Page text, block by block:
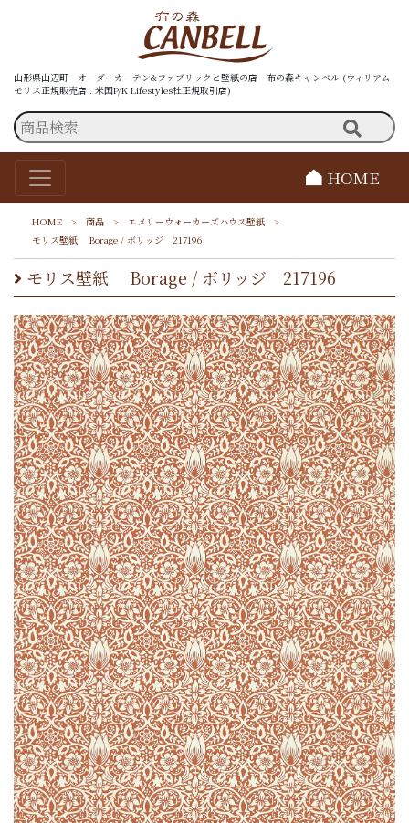
山形県山辺町 オーダーカーテン&ファブリックと壁紙の店 布の森キャンベル (ウィリアム
モリス正規販売店 . 米国P/K Lifestyles社正規取引店)
HOME
HOME > 商品 > エメリーウォーカーズハウス壁紙
>
モリス壁紙 Borage / ボリッジ 217196
モリス壁紙 Borage / ボリッジ 217196